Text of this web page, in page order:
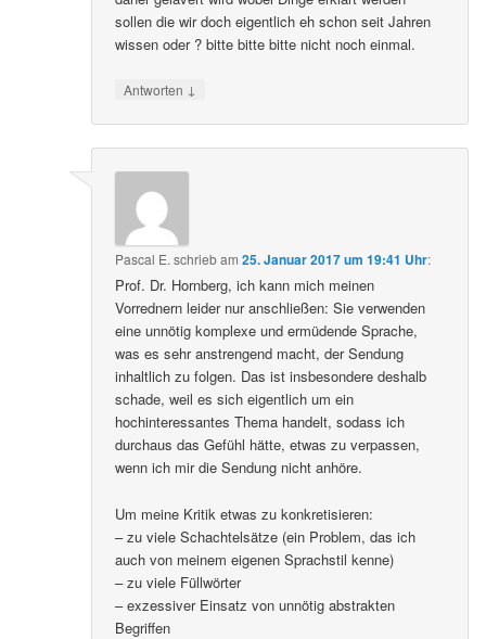
sollen die wir doch eigentlich eh schon seit Jahren
wissen oder ? bitte bitte bitte nicht noch einmal.
Antworten ↓
Pascal E.schriebam25. Januar 2017 um 19:41 Uhr:
Prof. Dr. Hornberg, ich kann mich meinen
Vorrednern leider nur anschließen: Sie verwenden
eine unnötig komplexe und ermüdende Sprache,
was es sehr anstrengend macht, der Sendung
inhaltlich zu folgen. Das ist insbesondere deshalb
schade, weil es sich eigentlich um ein
hochinteressantes Thema handelt, sodass ich
durchaus das Gefühl hätte, etwas zu verpassen,
wenn ich mir die Sendung nicht anhöre.
Um meine Kritik etwas zu konkretisieren:
– zu viele Schachtelsätze (ein Problem, das ich
auch von meinem eigenen Sprachstil kenne)
– zu viele Füllwörter
– exzessiver Einsatz von unnötig abstrakten
Begriffen